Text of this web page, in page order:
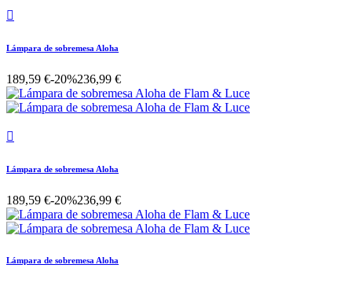

Lámpara de sobremesa Aloha
189,59 €-20%236,99 €

Lámpara de sobremesa Aloha
189,59 €-20%236,99 €
Lámpara de sobremesa Aloha